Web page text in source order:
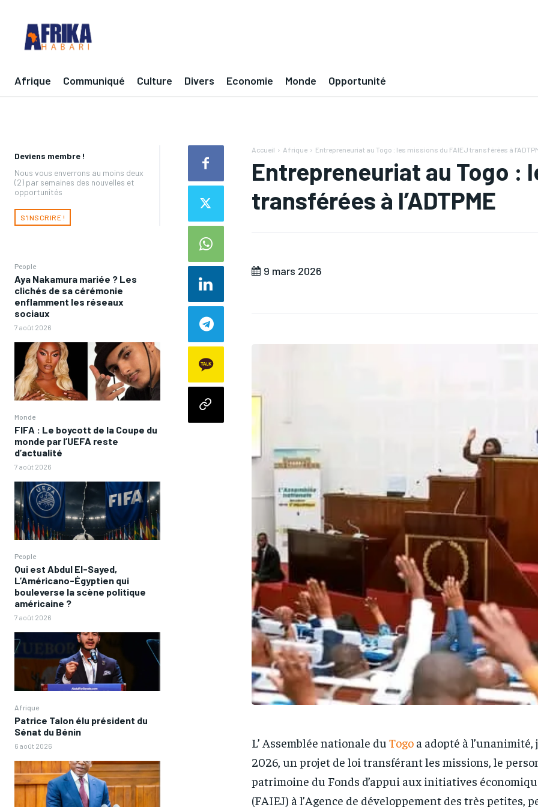
Afrique Communiqué Culture Divers Economie Monde Opportunité
Deviens membre !
Nous vous enverrons au moins deux
(2) par semaines des nouvelles et
opportunités
S'INSCRIRE !
People
Aya Nakamura mariée ? Les
clichés de sa cérémonie
enflamment les réseaux
sociaux
7 août 2026
Monde
FIFA : Le boycott de la Coupe du
monde par l’UEFA reste
d’actualité
7 août 2026
People
Qui est Abdul El-Sayed,
L’Américano-Égyptien qui
bouleverse la scène politique
américaine ?
7 août 2026
Afrique
Patrice Talon élu président du
Sénat du Bénin
6 août 2026
Accueil Afrique Entrepreneuriat au Togo : les missions du FAIEJ transférées à
Entrepreneuriat au Togo :
transférées à l’ADTPME
9 mars 2026
L’ Assemblée nationale du Togoa adopté à l’unanimité,
2026, un projet de loi transférant les missions, le
patrimoine du Fonds d’appui aux initiatives
(FAIEJ) à l’Agence de développement des très petites,